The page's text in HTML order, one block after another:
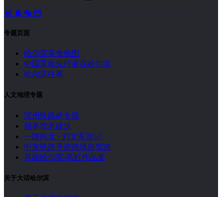
专题页面
哈尔滨美食地图
中国革命先行者在哈尔滨
哈尔滨往事
人文地理专题
滨州铁路桥专题
领事馆老建筑
一路向北 · 刘文军游记
中东铁路寻迹跨境自驾游
寻秘哈尔滨-高虹作品集
关于大话哈尔滨